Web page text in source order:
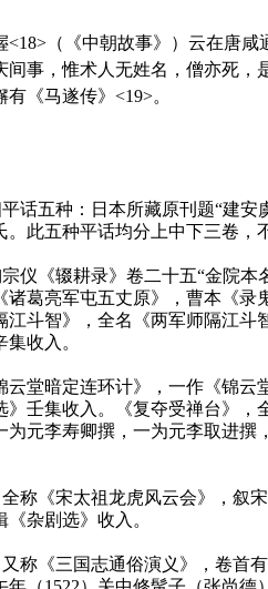
（《中朝故事》）云在唐咸
间事，惟术人无姓名，僧亦死，
《马遂传》<19>。
五种：日本所藏原刊题“建安
。此五种平话均分上中下三卷，
《辍耕录》卷二十五“金院本
诸葛亮军屯五丈原》，曹本《录
江斗智》，全名《两军师隔江斗
收入。
堂暗定连环计》，一作《锦云
》壬集收入。《复夺受禅台》，
为元李寿卿撰，一为元李取进撰
《宋太祖龙虎风云会》，叙
杂剧选》收入。
《三国志通俗演义》，卷首有